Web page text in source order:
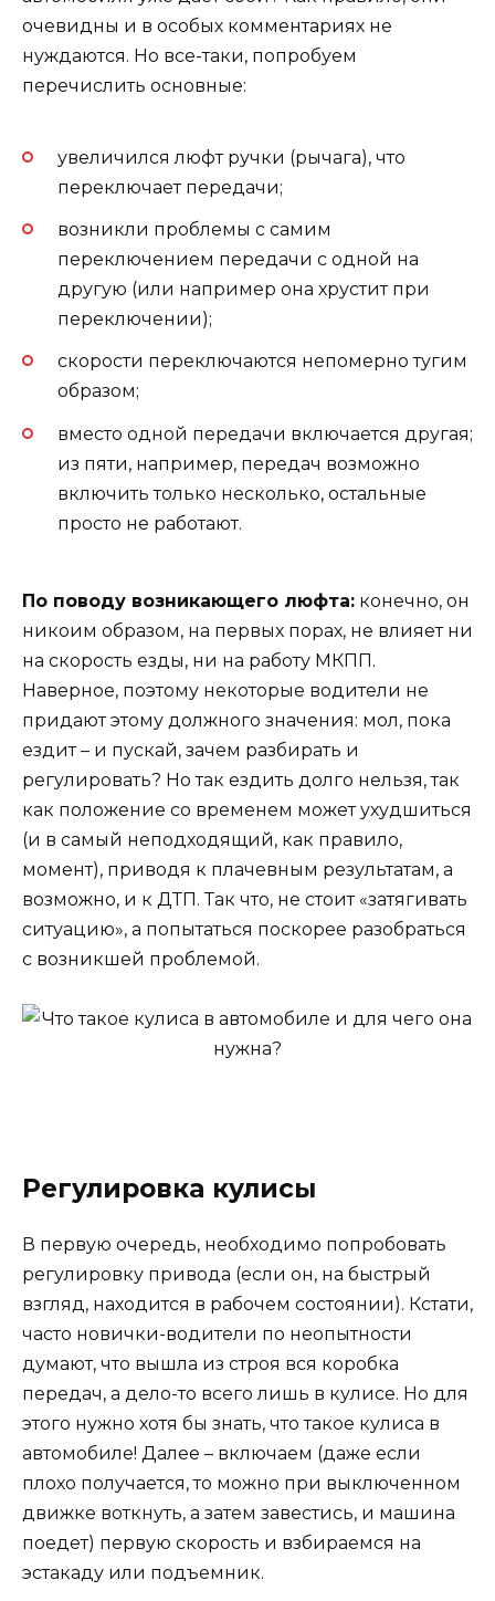
очевидны и в особых комментариях не
нуждаются. Но все-таки, попробуем
перечислить основные:
увеличился люфт ручки (рычага), что
переключает передачи;
возникли проблемы с самим
переключением передачи с одной на
другую (или например она хрустит при
переключении);
скорости переключаются непомерно тугим
образом;
вместо одной передачи включается другая;
из пяти, например, передач возможно
включить только несколько, остальные
просто не работают.
По поводу возникающего люфта: конечно, он
никоим образом, на первых порах, не влияет ни
на скорость езды, ни на работу МКПП.
Наверное, поэтому некоторые водители не
придают этому должного значения: мол, пока
ездит – и пускай, зачем разбирать и
регулировать? Но так ездить долго нельзя, так
как положение со временем может ухудшиться
(и в самый неподходящий, как правило,
момент), приводя к плачевным результатам, а
возможно, и к ДТП. Так что, не стоит «затягивать
ситуацию», а попытаться поскорее разобраться
с возникшей проблемой.
Регулировка кулисы
В первую очередь, необходимо попробовать
регулировку привода (если он, на быстрый
взгляд, находится в рабочем состоянии). Кстати,
часто новички-водители по неопытности
думают, что вышла из строя вся коробка
передач, а дело-то всего лишь в кулисе. Но для
этого нужно хотя бы знать, что такое кулиса в
автомобиле! Далее – включаем (даже если
плохо получается, то можно при выключенном
движке воткнуть, а затем завестись, и машина
поедет) первую скорость и взбираемся на
эстакаду или подъемник.